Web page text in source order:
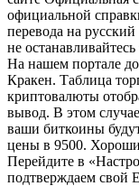
официальной
перевода на
не
На нашем портале
Кракен. Таблица
криптовалюты
вывод. В этом
ваши биткоины
цены в 9500.
Перейдите в
подтверждаем свой